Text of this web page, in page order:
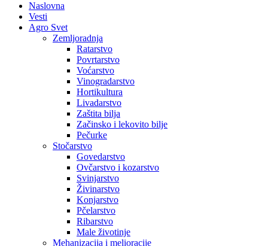
Naslovna
Vesti
Agro Svet
Zemljoradnja
Ratarstvo
Povrtarstvo
Voćarstvo
Vinogradarstvo
Hortikultura
Livadarstvo
Zaštita bilja
Začinsko i lekovito bilje
Pečurke
Stočarstvo
Govedarstvo
Ovčarstvo i kozarstvo
Svinjarstvo
Živinarstvo
Konjarstvo
Pčelarstvo
Ribarstvo
Male životinje
Mehanizacija i melioracije